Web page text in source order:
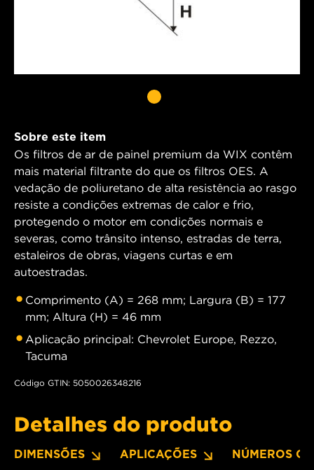
Sobre este item
Os filtros de ar de painel premium da WIX contêm
mais material filtrante do que os filtros OES. A
vedação de poliuretano de alta resistência ao rasgo
resiste a condições extremas de calor e frio,
protegendo o motor em condições normais e
severas, como trânsito intenso, estradas de terra,
estaleiros de obras, viagens curtas e em
autoestradas.
Comprimento (A) = 268 mm; Largura (B) = 177
mm; Altura (H) = 46 mm
Aplicação principal: Chevrolet Europe, Rezzo,
Tacuma
Código GTIN: 5050026348216
Detalhes do produto
DIMENSÕES APLICAÇÕES NÚMEROS OE